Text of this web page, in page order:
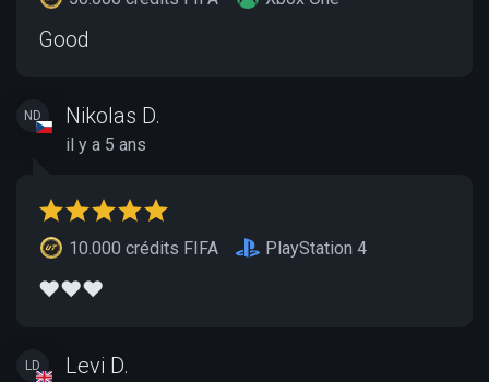
Good
ND Nikolas D.
il y a 5 ans
10.000 crédits FIFA PlayStation 4
❤️❤️❤️
LD Levi D.